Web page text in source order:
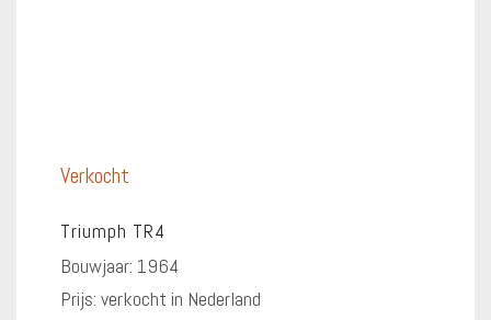
Verkocht
Triumph TR4
Bouwjaar: 1964
Prijs: verkocht in Nederland